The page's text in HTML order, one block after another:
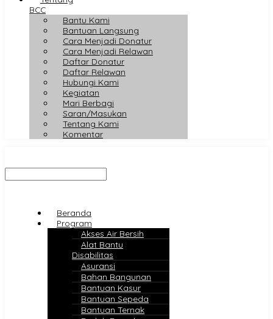
BCC
Bantu Kami
Bantuan Langsung
Cara Menjadi Donatur
Cara Menjadi Relawan
Daftar Donatur
Daftar Relawan
Hubungi Kami
Kegiatan
Mari Berbagi
Saran/Masukan
Tentang Kami
Komentar
Beranda
Program
Akses Air Bersih
Alat Bantu
Disabilitas
Asuransi
Bahan Bangunan
Bantuan Kasur
Bantuan Sepeda
Bantuan Ternak